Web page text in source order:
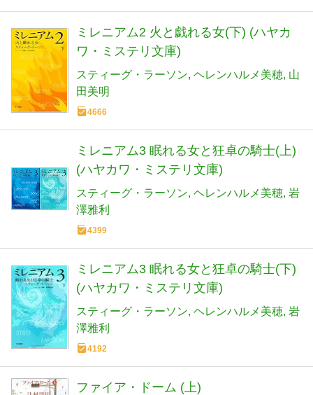
ミレニアム2 火と戯れる女(下) (ハヤカ
ワ・ミステリ文庫)
スティーグ・ラーソン ヘレンハルメ美穂 山
田美明
4666
ミレニアム3 眠れる女と狂卓の騎士(上)
(ハヤカワ・ミステリ文庫)
スティーグ・ラーソン ヘレンハルメ美穂 岩
澤雅利
4399
ミレニアム3 眠れる女と狂卓の騎士(下)
(ハヤカワ・ミステリ文庫)
スティーグ・ラーソン ヘレンハルメ美穂 岩
澤雅利
4192
ファイア・ドーム (上)